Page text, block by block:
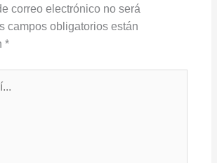
correo electrónico no será
campos obligatorios están
*